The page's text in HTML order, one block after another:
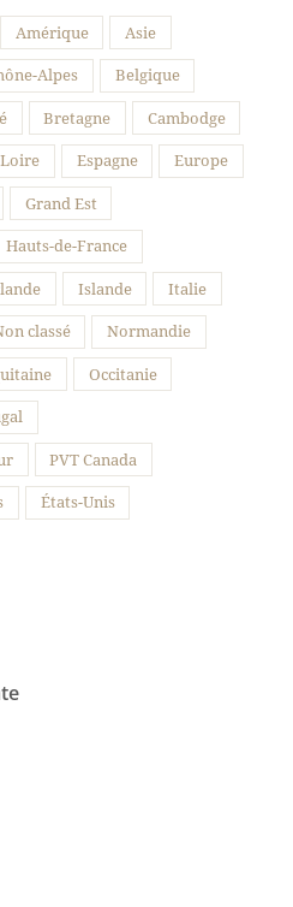
sur Instagram
Amérique Asie
Alpes Belgique
Bretagne Cambodge
Loire Espagne Europe
Grand Est
Hauts-de-France
Islande Italie
classé Normandie
Occitanie
PVT Canada
États-Unis